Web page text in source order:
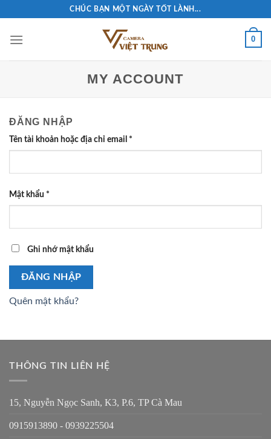
content
CHÚC BẠN MỘT NGÀY TỐT LÀNH...
0
MY ACCOUNT
ĐĂNG NHẬP
Tên tài khoản hoặc địa chỉ email *
Mật khẩu *
Ghi nhớ mật khẩu
ĐĂNG NHẬP
Quên mật khẩu?
THÔNG TIN LIÊN HỆ
15, Nguyễn Ngọc Sanh, K3, P.6, TP Cà Mau
0915913890 - 0939225504